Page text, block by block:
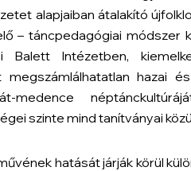
alapjaiban átalakító
– táncpedagógiai módszer
Balett Intézetben,
hazai
medence
szinte mind tanítványai
hatását járják körül